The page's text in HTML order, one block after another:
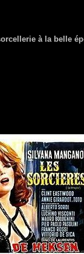
à la belle